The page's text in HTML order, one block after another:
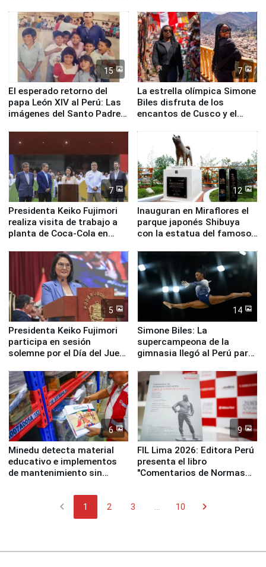
de Chile
15
El esperado retorno del
papa León XIV al Perú: Las
imágenes del Santo Padre
7
La estrella olímpica Simone
Biles disfruta de los
encantos de Cusco y el
7
Presidenta Keiko Fujimori
realiza visita de trabajo a
planta de Coca-Cola en
12
Inauguran en Miraflores el
parque japonés Shibuya
con la estatua del famoso
5
Presidenta Keiko Fujimori
participa en sesión
solemne por el Día del Juez
14
Simone Biles: La
supercampeona de la
gimnasia llegó al Perú para
Panamericanos Lima 2027
6
Minedu detecta material
educativo e implementos
de mantenimiento sin
9
FIL Lima 2026: Editora Perú
presenta el libro
"Comentarios de Normas
chevron_left 1 2 3 10 chevron_right